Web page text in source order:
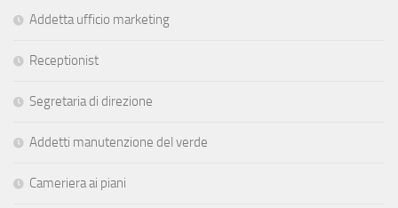
Addetta ufficio marketing
Receptionist
Segretaria di direzione
Addetti manutenzione del verde
Cameriera ai piani